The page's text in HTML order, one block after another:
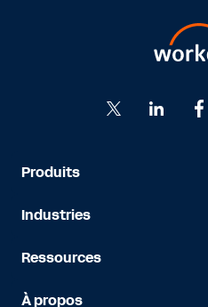
Produits
Industries
Ressources
À propos